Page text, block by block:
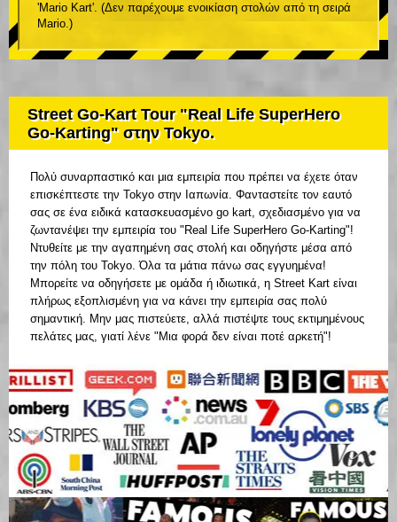
'Mario Kart'. (Δεν παρέχουμε ενοικίαση στολών από τη σειρά
Mario.)
Street Go-Kart Tour "Real Life SuperHero
Go-Karting" στην Tokyo.
Πολύ συναρπαστικό και μια εμπειρία που πρέπει να έχετε όταν
επισκέπτεστε την Tokyo στην Ιαπωνία. Φανταστείτε τον εαυτό
σας σε ένα ειδικά κατασκευασμένο go kart, σχεδιασμένο για να
ζωντανέψει την εμπειρία του "Real Life SuperHero Go-Karting"!
Ντυθείτε με την αγαπημένη σας στολή και οδηγήστε μέσα από
την πόλη του Tokyo. Όλα τα μάτια πάνω σας εγγυημένα!
Μπορείτε να οδηγήσετε με ομάδα ή ιδιωτικά, η Street Kart είναι
πλήρως εξοπλισμένη για να κάνει την εμπειρία σας πολύ
σημαντική. Μην μας πιστεύετε, αλλά πιστέψτε τους εκτιμημένους
πελάτες μας, γιατί λένε "Μια φορά δεν είναι ποτέ αρκετή"!